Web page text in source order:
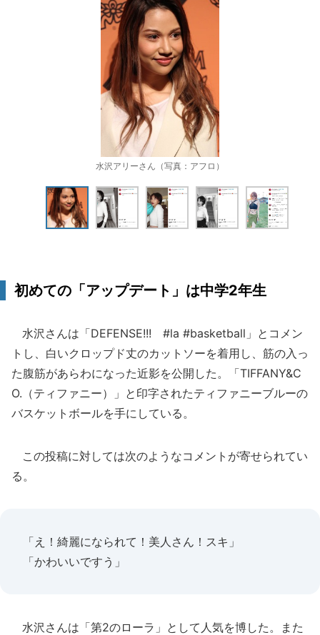
水沢アリーさん（写真：アフロ）
初めての「アップデート」は中学2年生
水沢さんは「DEFENSE!!! #la #basketball」とコメン
トし、白いクロップド丈のカットソーを着用し、筋の入っ
た腹筋があらわになった近影を公開した。「TIFFANY&C
O.（ティファニー）」と印字されたティファニーブルーの
バスケットボールを手にしている。
この投稿に対しては次のようなコメントが寄せられてい
る。
「え！綺麗になられて！美人さん！スキ」
「かわいいですう」
水沢さんは「第2のローラ」として人気を博した。また